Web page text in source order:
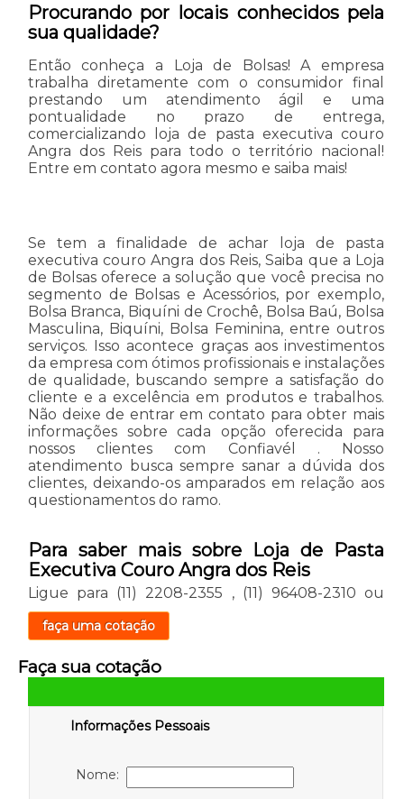
Procurando por locais conhecidos pela
sua qualidade?
Então conheça a Loja de Bolsas! A empresa
trabalha diretamente com o consumidor final
prestando um atendimento ágil e uma
pontualidade no prazo de entrega,
comercializando loja de pasta executiva couro
Angra dos Reis para todo o território nacional!
Entre em contato agora mesmo e saiba mais!
Se tem a finalidade de achar loja de pasta
executiva couro Angra dos Reis, Saiba que a Loja
de Bolsas oferece a solução que você precisa no
segmento de Bolsas e Acessórios, por exemplo,
Bolsa Branca, Biquíni de Crochê, Bolsa Baú, Bolsa
Masculina, Biquíni, Bolsa Feminina, entre outros
serviços. Isso acontece graças aos investimentos
da empresa com ótimos profissionais e instalações
de qualidade, buscando sempre a satisfação do
cliente e a excelência em produtos e trabalhos.
Não deixe de entrar em contato para obter mais
informações sobre cada opção oferecida para
nossos clientes com Confiavél . Nosso
atendimento busca sempre sanar a dúvida dos
clientes, deixando-os amparados em relação aos
questionamentos do ramo.
Para saber mais sobre Loja de Pasta
Executiva Couro Angra dos Reis
Ligue para (11) 2208-2355 , (11) 96408-2310 ou
faça uma cotação
Faça sua cotação
Informações Pessoais
Nome: